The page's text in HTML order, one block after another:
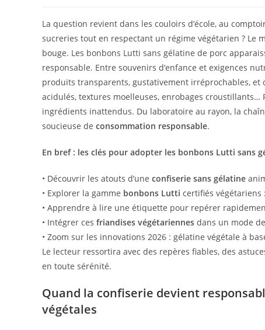
La question revient dans les couloirs d’école, au
sucreries tout en respectant un régime végétarien ? Le
bouge. Les bonbons Lutti sans gélatine de porc
responsable. Entre souvenirs d’enfance et exigences
produits transparents, gustativement irréprochables, et
acidulés, textures moelleuses, enrobages
ingrédients inattendus. Du laboratoire au rayon, la
soucieuse de consommation responsable.
En bref : les clés pour adopter les bonbons Lutti sans
• Découvrir les atouts d’une confiserie sans gélatine
• Explorer la gamme bonbons Lutti certifiés
• Apprendre à lire une étiquette pour repérer
• Intégrer ces friandises végétariennes dans un mode
• Zoom sur les innovations 2026 : gélatine végétale à
Le lecteur ressortira avec des repères fiables, des
en toute sérénité.
Quand la confiserie devient
végétales